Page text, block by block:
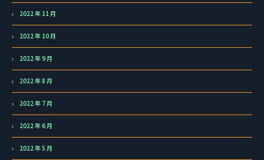
2022 年 11 月
2022 年 10 月
2022 年 9 月
2022 年 8 月
2022 年 7 月
2022 年 6 月
2022 年 5 月